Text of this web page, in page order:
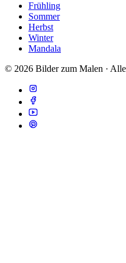
Frühling
Sommer
Herbst
Winter
Mandala
© 2026 Bilder zum Malen ·